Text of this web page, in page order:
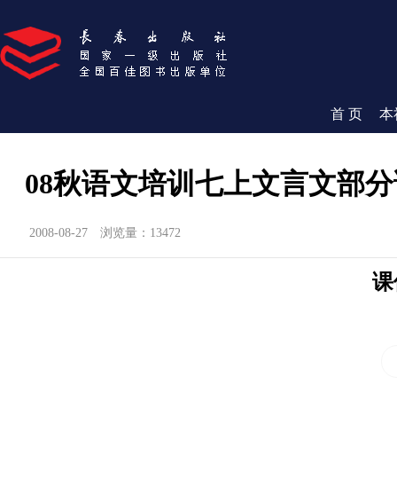
首 页 本
08秋语文培训七上文言文部
2008-08-27 浏览量：13472